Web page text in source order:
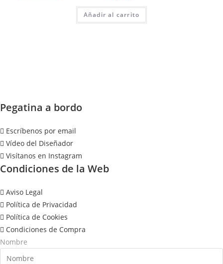
Añadir al carrito
Pegatina a bordo
Escríbenos por email
Vídeo del Diseñador
Visítanos en Instagram
Condiciones de la Web
Aviso Legal
Política de Privacidad
Política de Cookies
Condiciones de Compra
Nombre